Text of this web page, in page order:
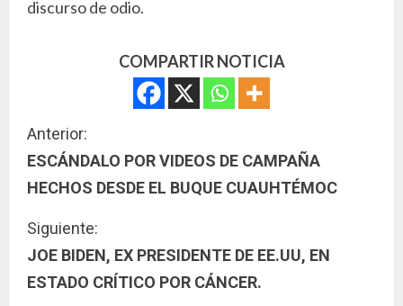
discurso de odio.
COMPARTIR NOTICIA
S
i
u
e
Anterior:
ESCÁNDALO POR VIDEOS DE CAMPAÑA
HECHOS DESDE EL BUQUE CUAUHTÉMOC
Siguiente:
JOE BIDEN, EX PRESIDENTE DE EE.UU, EN
ESTADO CRÍTICO POR CÁNCER.